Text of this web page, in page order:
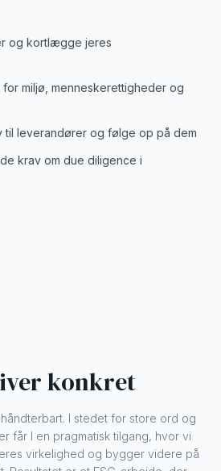
og kortlægge jeres
miljø, menneskerettigheder og
til leverandører og følge op på dem
krav om due diligence i
konkret
I stedet for store ord og
får I en pragmatisk tilgang, hvor vi
virkelighed og bygger videre på